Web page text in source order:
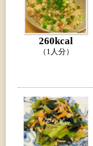
260kcal
（1人分）